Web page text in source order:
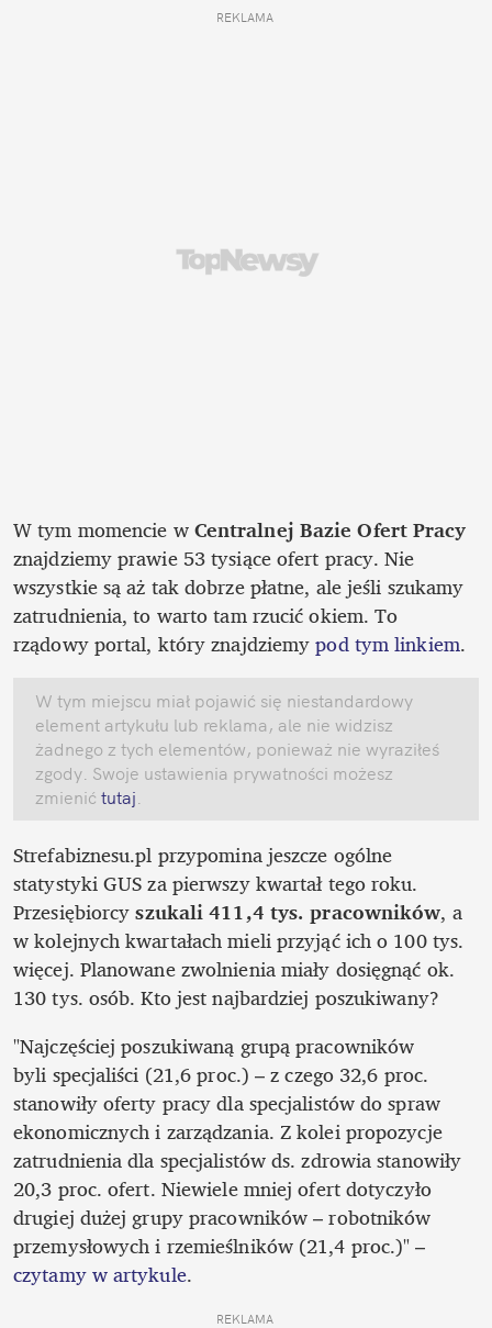
REKLAMA
W tym momencie w Centralnej Bazie Ofert Pracy
znajdziemy prawie 53 tysiące ofert pracy. Nie
wszystkie są aż tak dobrze płatne, ale jeśli szukamy
zatrudnienia, to warto tam rzucić okiem. To
rządowy portal, który znajdziemy pod tym linkiem.
W tym miejscu miał pojawić się niestandardowy
element artykułu lub reklama, ale nie widzisz
żadnego z tych elementów, ponieważ nie wyraziłeś
zgody. Swoje ustawienia prywatności możesz
zmienić tutaj
Strefabiznesu.pl przypomina jeszcze ogólne
statystyki GUS za pierwszy kwartał tego roku.
Przesiębiorcy szukali 411,4 tys. pracowników, a
w kolejnych kwartałach mieli przyjąć ich o 100 tys.
więcej. Planowane zwolnienia miały dosięgnąć ok.
130 tys. osób. Kto jest najbardziej poszukiwany?
"Najczęściej poszukiwaną grupą pracowników
byli specjaliści (21,6 proc.) – z czego 32,6 proc.
stanowiły oferty pracy dla specjalistów do spraw
ekonomicznych i zarządzania. Z kolei propozycje
zatrudnienia dla specjalistów ds. zdrowia stanowiły
20,3 proc. ofert. Niewiele mniej ofert dotyczyło
drugiej dużej grupy pracowników – robotników
czytamy w artykule.
REKLAMA